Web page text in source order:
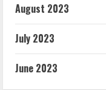
August 2023
July 2023
June 2023